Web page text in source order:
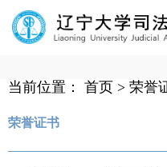
当前位置： 首页 > 荣誉
荣誉证书